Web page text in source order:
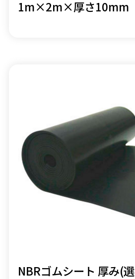
1m×2m×厚さ10mm
NBRゴムシート 厚み(選